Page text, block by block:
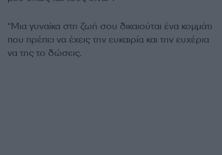
“Μια γυναίκα στη ζωή σου δικαιούται ένα κομμάτι
που πρέπει να έχεις την ευκαιρία και την ευχέρια
να της το δώσεις.